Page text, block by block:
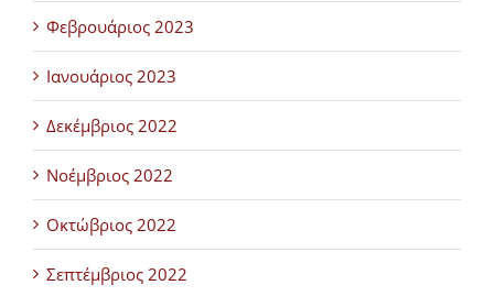
Φεβρουάριος 2023
Ιανουάριος 2023
Δεκέμβριος 2022
Νοέμβριος 2022
Οκτώβριος 2022
Σεπτέμβριος 2022